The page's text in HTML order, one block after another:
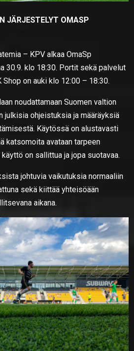
JÄRJESTELYT OMASP
– KPV alkaa OmaSp
30.9. klo 18:30. Portit sekä palvelut
Shop on auki klo 12:00 – 18:30.
noudattamaan Suomen valtion
julkisia ohjeistuksia ja määräyksiä
Käytössä on alustavasti
katsomoita avataan tarpeen
on sallittua ja jopa suotavaa.
johtuvia vaikutuksia normaaliin
sekä kiittää yhteisöään
aikana.